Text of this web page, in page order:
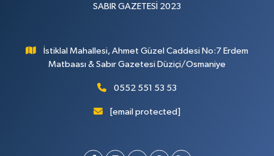
SABIR GAZETESİ 2023
İstiklal Mahallesi, Ahmet Güzel Caddesi No:7 Erdem
Matbaası & Sabır Gazetesi Düziçi/Osmaniye
0552 551 53 53
[email protected]